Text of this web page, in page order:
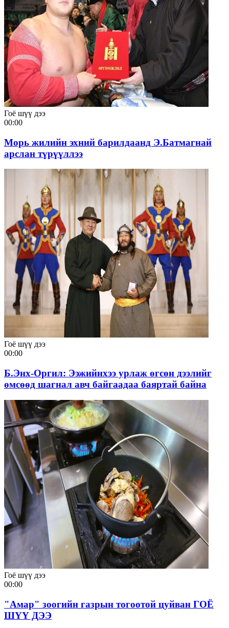
Гоё шүү дээ
00:00
Морь жилийн эхний барилдаанд Э.Батмагнай
арслан түрүүллээ
Гоё шүү дээ
00:00
Б.Энх-Оргил: Ээжийнхээ урлаж өгсөн дээлийг
өмсөөд шагнал авч байгаадаа баяртай байна
Гоё шүү дээ
00:00
"Амар" зоогийн газрын тогоотой цуйван ГОЁ
ШҮҮ ДЭЭ